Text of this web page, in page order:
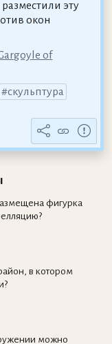
эту
окон
of
скульптура
фигурка
в котором
можно